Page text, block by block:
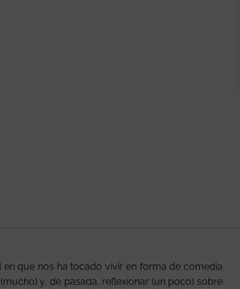
en que nos ha tocado vivir en forma de comedia
y, de pasada, reflexionar (un poco) sobre